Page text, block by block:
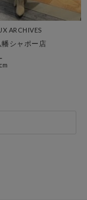
ARCHIVES
幡シャポー店